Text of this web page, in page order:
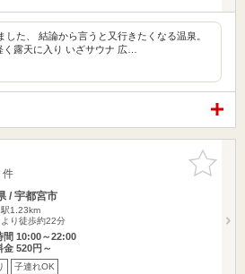
した、 結論から言うと又行きたくなる温泉。
く露天に入り いざサウナ 広…
お気に入
りに追加
/ 宇都宮市
1.23km
り徒歩約22分
間 10:00～22:00
金 520円～
子連れOK